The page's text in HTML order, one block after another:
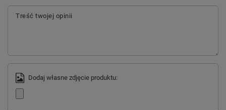
Treść twojej opinii
Dodaj własne zdjęcie produktu: